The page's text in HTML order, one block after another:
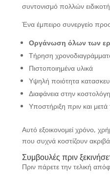
συντονισμό πολλών
Ένα έμπειρο συνεργείο
Οργάνωση όλων των
Τήρηση
Πιστοποιημένα υλικά
Υψηλή ποιότητα
Διαφάνεια στην
Υποστήριξη πριν και
Αυτό εξοικονομεί χρόνο,
που συχνά κοστίζουν
Συμβουλές πριν
Πριν πάρετε την τελική